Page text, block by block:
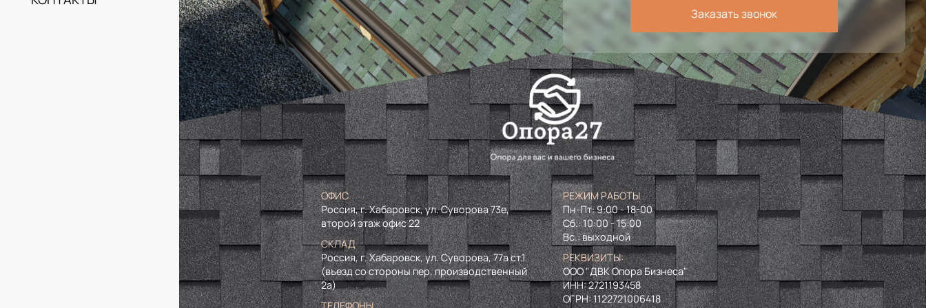
Заказать звонок
ОФИС
Россия, г. Хабаровск, ул. Суворова 73е,
второй этаж офис 22
СКЛАД
Россия, г. Хабаровск, ул. Суворова, 77а ст.1
(въезд со стороны пер. производственный
2а)
РЕЖИМ РАБОТЫ
Пн-Пт: 9:00 - 18-00
Сб.: 10:00 - 15:00
Вс.: выходной
РЕКВИЗИТЫ:
ООО "ДВК Опора Бизнеса"
ИНН:2721193458
ОГРН:1122721006418